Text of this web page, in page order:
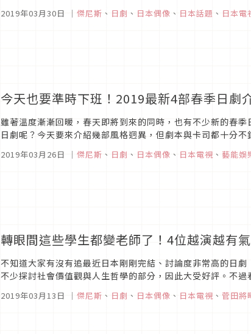
2019年03月30日 ｜ 傑尼斯 、 日劇 、 日本偶像 、 日本話題 、 日本電
今天也要準時下班！2019最新4部春季日劇
雖著溫度漸漸回暖，春天即將到來的同時，也有不少新的春
日劇呢？今天要來介紹幾部風格迥異，但劇本與卡司都十分不
2019年03月26日 ｜ 傑尼斯 、 日劇 、 日本偶像 、 日本電視 、 藝能娛
轉眼間這些學生都變老師了！4位越演越有
不知道大家有沒有追最近日本剛剛完結、討論度非常高的日
不少探討社會價值觀與人生哲學的部分，因此大受好評。不
2019年03月13日 ｜ 傑尼斯 、 日劇 、 日本偶像 、 日本電視 、 菅田將